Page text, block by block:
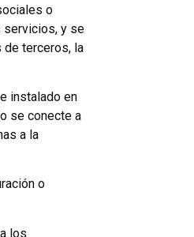
o
servicios, y se
de terceros, la
instalado en
se conecte a
a la
o
los